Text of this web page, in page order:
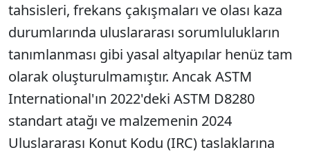
tahsisleri, frekans çakışmaları ve olası kaza
durumlarında uluslararası sorumlulukların
tanımlanması gibi yasal altyapılar henüz tam
olarak oluşturulmamıştır. Ancak ASTM
International'ın 2022'deki ASTM D8280
standart atağı ve malzemenin 2024
Uluslararası Konut Kodu (IRC) taslaklarına